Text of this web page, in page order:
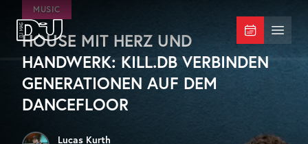
Zum Hauptinhalt springen
DJ Mag Germany Menü
MUSIC
HOUSE MIT HERZ UND
HANDWERK: KILL.DB VERBINDEN
GENERATIONEN AUF DEM
DANCEFLOOR
Lucas Kurth